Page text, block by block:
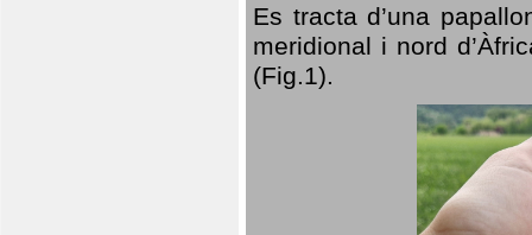
Es tracta d’una
meridional i nord
(Fig.1).